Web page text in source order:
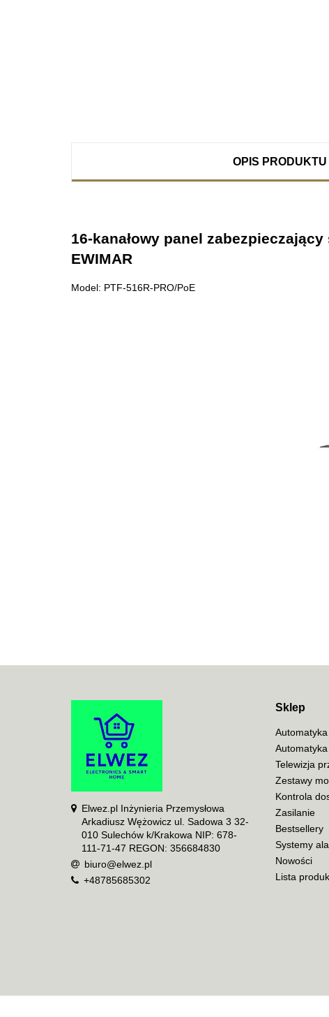
OPIS PRODUKTU
16-kanałowy panel
EWIMAR
Model: PTF-516R-PRO/PoE
Elwez.pl Inżynieria Przemysłowa
Arkadiusz Wężowicz ul. Sadowa 3 32-
010 Sulechów k/Krakowa NIP: 678-
111-71-47 REGON: 356684830
biuro@elwez.pl
+48785685302
Sklep
Telewizja
Zestawy
Kontrola
Zasilanie
Bestsellery
Systemy
Nowości
Lista